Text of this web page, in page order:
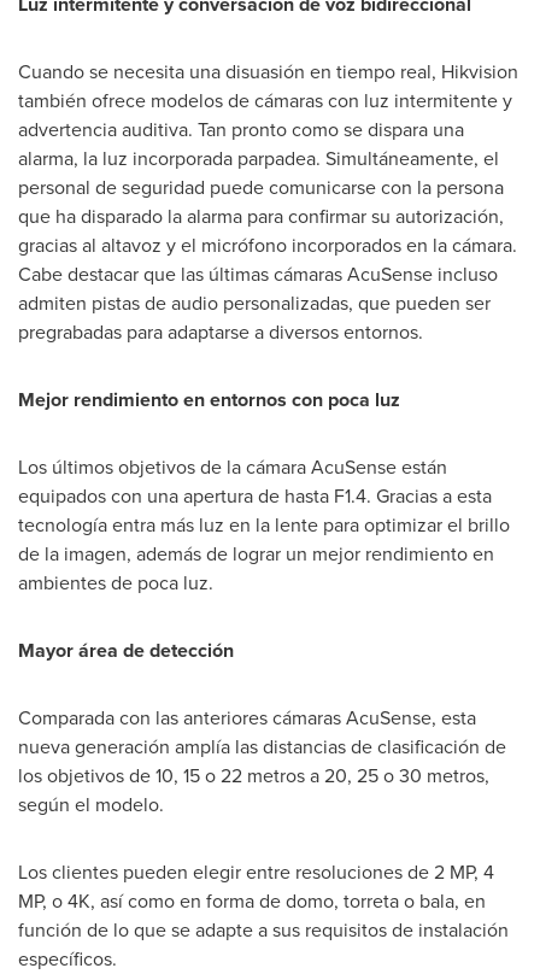
Cuando se necesita una disuasión en tiempo real, Hikvision
también ofrece modelos de cámaras con luz intermitente y
advertencia auditiva. Tan pronto como se dispara una
alarma, la luz incorporada parpadea. Simultáneamente, el
personal de seguridad puede comunicarse con la persona
que ha disparado la alarma para confirmar su autorización,
gracias al altavoz y el micrófono incorporados en la cámara.
Cabe destacar que las últimas cámaras AcuSense incluso
admiten pistas de audio personalizadas, que pueden ser
pregrabadas para adaptarse a diversos entornos.
Mejor rendimiento en entornos con poca luz
Los últimos objetivos de la cámara AcuSense están
equipados con una apertura de hasta F1.4. Gracias a esta
tecnología entra más luz en la lente para optimizar el brillo
de la imagen, además de lograr un mejor rendimiento en
ambientes de poca luz.
Mayor área de detección
Comparada con las anteriores cámaras AcuSense, esta
nueva generación amplía las distancias de clasificación de
los objetivos de 10, 15 o 22 metros a 20, 25 o 30 metros,
según el modelo.
Los clientes pueden elegir entre resoluciones de 2 MP, 4
MP, o4K, así como en forma de domo, torreta o bala, en
función de lo que se adapte a sus requisitos de instalación
específicos.